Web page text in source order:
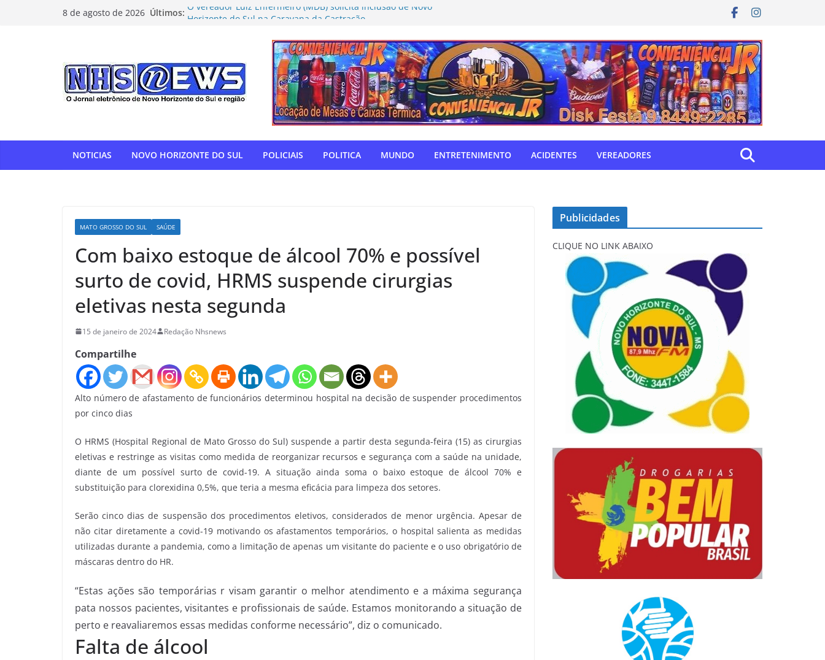
8 de agosto de 2026 Últimos: O vereador Luiz Enfermeiro (MDB) solicita inclusão de Novo
oitavas da Libertadores
Com relatoria do senador Nelsinho, Senado aprova isenção
de impostos para doação de remédios
NOVO HORIZONTE DO SUL: Matogrosso & Mathias farão
show histórico em outubro
“Gente, hoje eu, como autodefensor, não tenho palavras
para agradecer” — Tiago Taramelli emociona Câmara em
NOTICIAS
NOVO HORIZONTE DO SUL POLICIAIS POLITICA MUNDO ENTRETENIMENTO ACIDENTES VEREADORES
MATO GROSSO DO SUL SAÚDE
Com baixo estoque de álcool 70% e possível
surto de covid, HRMS suspende cirurgias
eletivas nesta segunda
15 de janeiro de 2024 Redação Nhsnews
Compartilhe
Alto número de afastamento de funcionários determinou hospital na decisão de suspender procedimentos
por cinco dias
O HRMS (Hospital Regional de Mato Grosso do Sul) suspende a partir desta segunda-feira (15) as cirurgias
eletivas e restringe as visitas como medida de reorganizar recursos e segurança com a saúde na unidade,
diante de um possível surto de covid-19. A situação ainda soma o baixo estoque de álcool 70% e
substituição para clorexidina 0,5%, que teria a mesma eficácia para limpeza dos setores.
Serão cinco dias de suspensão dos procedimentos eletivos, considerados de menor urgência. Apesar de
não citar diretamente a covid-19 motivando os afastamentos temporários, o hospital salienta as medidas
utilizadas durante a pandemia, como a limitação de apenas um visitante do paciente e o uso obrigatório de
máscaras dentro do HR.
“Estas ações são temporárias r visam garantir o melhor atendimento e a máxima segurança
pata nossos pacientes, visitantes e profissionais de saúde. Estamos monitorando a situação de
perto e reavaliaremos essas medidas conforme necessário”, diz o comunicado.
Falta de álcool
Publicidades
CLIQUE NO LINK ABAIXO